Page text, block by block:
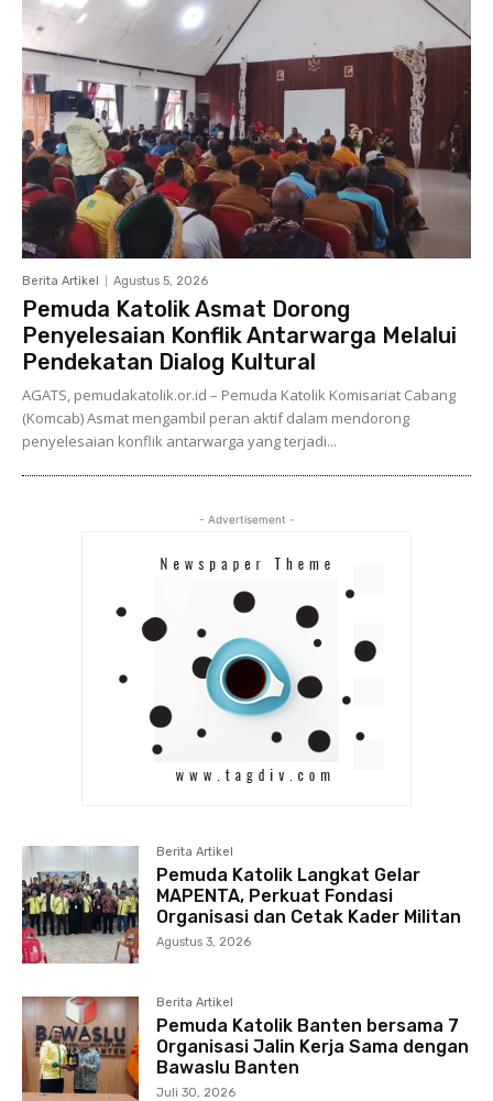
Berita Artikel Agustus 5, 2026
Pemuda Katolik Asmat Dorong
Penyelesaian Konflik Antarwarga Melalui
Pendekatan Dialog Kultural
AGATS, pemudakatolik.or.id – Pemuda Katolik Komisariat Cabang
(Komcab) Asmat mengambil peran aktif dalam mendorong
penyelesaian konflik antarwarga yang terjadi...
- Advertisement -
Berita Artikel
Pemuda Katolik Langkat Gelar
MAPENTA, Perkuat Fondasi
Organisasi dan Cetak Kader Militan
Agustus 3, 2026
Berita Artikel
Pemuda Katolik Banten bersama 7
Organisasi Jalin Kerja Sama dengan
Bawaslu Banten
Juli 30, 2026